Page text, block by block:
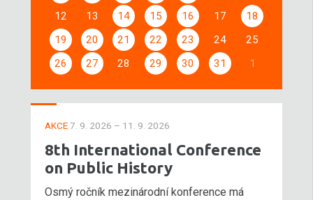
12
13 14 15 16 17
18
19
20 21 22 23 24
25
26
27 28 29 30 31 1
AKCE7. 9. 2026 – 11. 9. 2026
8th International Conference
on Public History
Osmý ročník mezinárodní konference má